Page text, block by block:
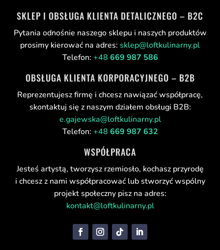
SKLEP I OBSŁUGA KLIENTA DETALICZNEGO – B2C
Pytania odnośnie naszego sklepu i naszych produktów
prosimy kierować na adres: sklep@loftkulinarny.pl
Telefon: +48 669 987 586
OBSŁUGA KLIENTA KORPORACYJNEGO – B2B
Reprezentujesz firmę i chcesz nawiązać współpracę,
skontaktuj się z naszym działem obsługi B2B:
e.gajewska@loftkulinarny.pl
Telefon: +48 669 987 632
WSPÓŁPRACA
Jesteś artystą, tworzysz rzemiosło, kochasz przyrodę
i chcesz z nami współpracować lub stworzyć wspólny
projekt społeczny pisz na adres:
kontakt@loftkulinarny.pl